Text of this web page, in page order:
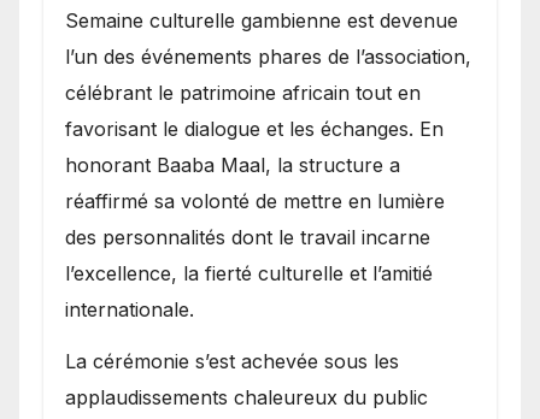
Semaine culturelle gambienne est devenue
l’un des événements phares de l’association,
célébrant le patrimoine africain tout en
favorisant le dialogue et les échanges. En
honorant Baaba Maal, la structure a
réaffirmé sa volonté de mettre en lumière
des personnalités dont le travail incarne
l’excellence, la fierté culturelle et l’amitié
internationale.
​La cérémonie s’est achevée sous les
applaudissements chaleureux du public